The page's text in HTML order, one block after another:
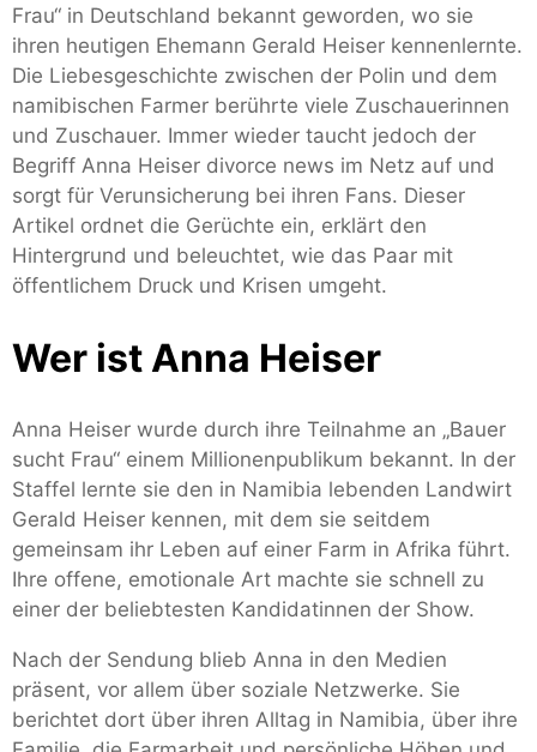
Frau“ in Deutschland bekannt geworden, wo sie
ihren heutigen Ehemann Gerald Heiser kennenlernte.
Die Liebesgeschichte zwischen der Polin und dem
namibischen Farmer berührte viele Zuschauerinnen
und Zuschauer. Immer wieder taucht jedoch der
Begriff Anna Heiser divorce news im Netz auf und
sorgt für Verunsicherung bei ihren Fans. Dieser
Artikel ordnet die Gerüchte ein, erklärt den
Hintergrund und beleuchtet, wie das Paar mit
öffentlichem Druck und Krisen umgeht.
Wer ist Anna Heiser
Anna Heiser wurde durch ihre Teilnahme an „Bauer
sucht Frau“ einem Millionenpublikum bekannt. In der
Staffel lernte sie den in Namibia lebenden Landwirt
Gerald Heiser kennen, mit dem sie seitdem
gemeinsam ihr Leben auf einer Farm in Afrika führt.
Ihre offene, emotionale Art machte sie schnell zu
einer der beliebtesten Kandidatinnen der Show.
Nach der Sendung blieb Anna in den Medien
präsent, vor allem über soziale Netzwerke. Sie
berichtet dort über ihren Alltag in Namibia, über ihre